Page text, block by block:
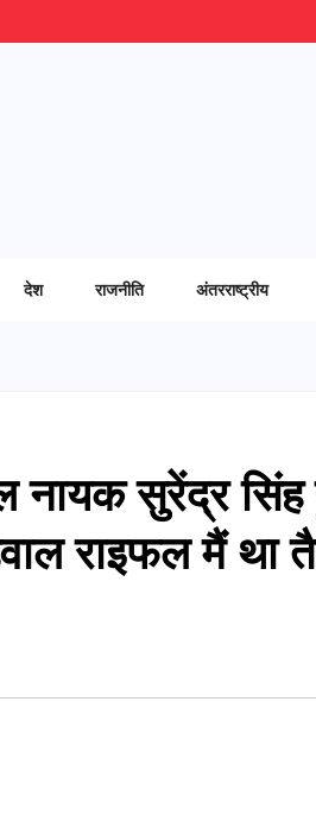
देश राजनीति अंतरराष्ट्रीय
नायक सुरेंद्र
राइफल मैं था